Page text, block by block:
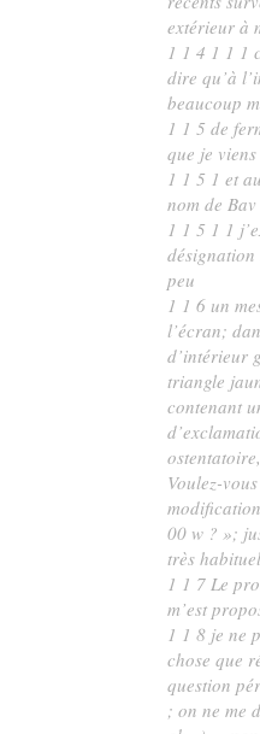
extérieur à
1 1 4 1 1 1
dire qu’à
beaucoup
1 1 5 de
que je
1 1 5 1 et
nom de
1 1 5 1 1
désignation
peu
1 1 6 un
l’écran;
d’intérieur
triangle
contenant
Voulez-
00 w ? »;
très
1 1 7 Le
m’est
1 1 8 je ne
chose que
question
; on ne me